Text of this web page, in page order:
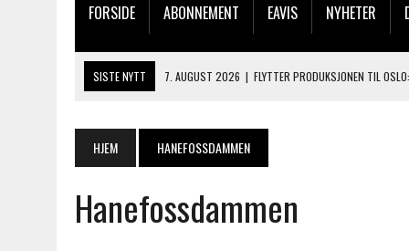
FORSIDE ABONNEMENT EAVIS NYHETER
SISTE NYTT 7. AUGUST 2026 | FLYTTER PRODUKSJONEN TIL
6. AUGUST 2026 | SOMMERÅPENT MED NY FRISØRUTSTILLING
8. AUGUST 2026
ELIAS HAR REGELRETT HERJA PÅ BLINKFESTIVALEN
HJEM HANEFOSSDAMMEN
Hanefossdammen